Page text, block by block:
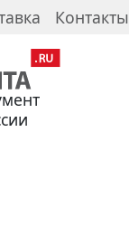
Контакты